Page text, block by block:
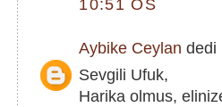
10:51 ÖS
Aybike Ceylan dedi
Sevgili Ufuk,
Harika olmus,